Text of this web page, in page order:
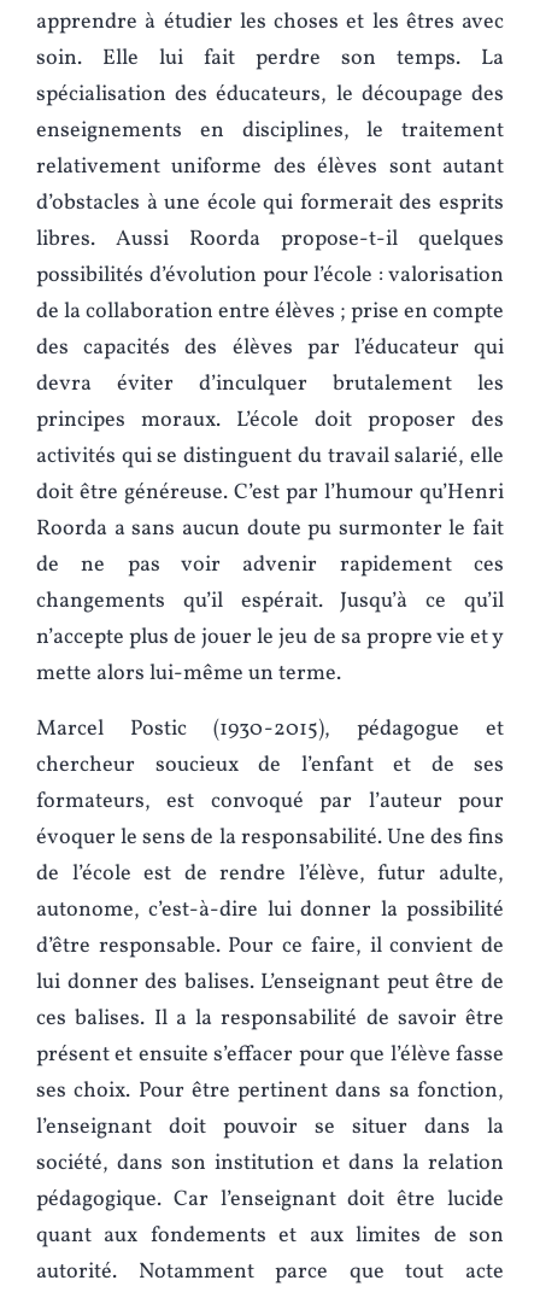
apprendre à étudier les choses et les êtres avec
soin. Elle lui fait perdre son temps. La
spécialisation des éducateurs, le découpage des
enseignements en disciplines, le traitement
relativement uniforme des élèves sont autant
d’obstacles à une école qui formerait des esprits
libres. Aussi Roorda propose-t-il quelques
possibilités d’évolution pour l’école : valorisation
de la collaboration entre élèves ; prise en compte
des capacités des élèves par l’éducateur qui
devra éviter d’inculquer brutalement les
principes moraux. L’école doit proposer des
activités qui se distinguent du travail salarié, elle
doit être généreuse. C’est par l’humour qu’Henri
Roorda a sans aucun doute pu surmonter le fait
de ne pas voir advenir rapidement ces
changements qu’il espérait. Jusqu’à ce qu’il
n’accepte plus de jouer le jeu de sa propre vie et y
mette alors lui-même un terme.
Marcel Postic (1930-2015), pédagogue et
chercheur soucieux de l’enfant et de ses
formateurs, est convoqué par l’auteur pour
évoquer le sens de la responsabilité. Une des fins
de l’école est de rendre l’élève, futur adulte,
autonome, c’est-à-dire lui donner la possibilité
d’être responsable. Pour ce faire, il convient de
lui donner des balises. L’enseignant peut être de
ces balises. Il a la responsabilité de savoir être
présent et ensuite s’effacer pour que l’élève fasse
ses choix. Pour être pertinent dans sa fonction,
l’enseignant doit pouvoir se situer dans la
société, dans son institution et dans la relation
pédagogique. Car l’enseignant doit être lucide
quant aux fondements et aux limites de son
autorité. Notamment parce que tout acte